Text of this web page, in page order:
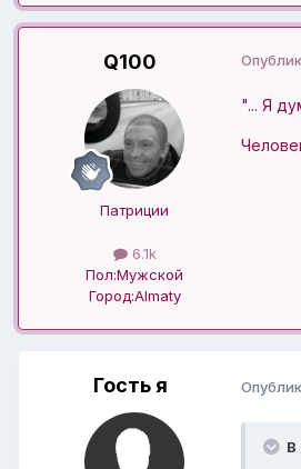
Q100
Патриции
6.1k
Пол:Мужской
Город:Almaty
"... Я
Гость я
В